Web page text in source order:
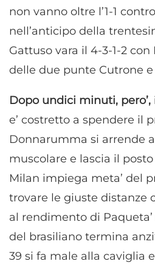
non vanno oltre l’1-1
nell’anticipo della
Gattuso vara il 4-3-1-2 con
delle due punte Cutrone
Dopo undici minuti, pero’,
e’ costretto a spendere il
Donnarumma si arrende
muscolare e lascia il
Milan impiega meta’ del
trovare le giuste distanze
al rendimento di
del brasiliano termina
39 si fa male alla caviglia